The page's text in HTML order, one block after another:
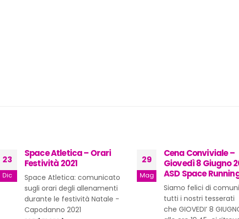
29
Mag
Cena Conviviale –
Giovedì 8 Giugno 2023 –
ASD Space Running
Siamo felici di comunicare a
tutti i nostri tesserati
che GIOVEDI’ 8 GIUGNO 2023
11
Apr
Continua: Jesi corri
noi & KING
La collaborazione con
per noi molto
fonda sulla
degli allenamenti di